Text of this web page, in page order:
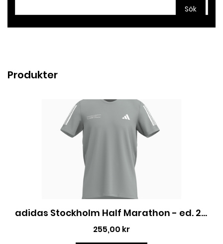
Sök
Produkter
adidas Stockholm Half Marathon - ed. 2026
255,00 kr